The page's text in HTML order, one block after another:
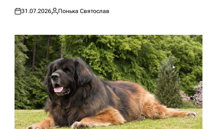
Оприлюднено
31.07.2026
Опубліковано
Понька Святослав